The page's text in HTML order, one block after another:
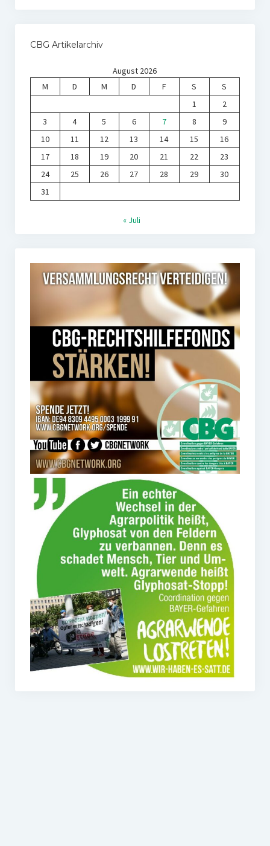
CBG Artikelarchiv
August 2026
M
D M D F S
S
1
2
3
4 5 6 7 8
9
10
11 12 13 14 15
16
17
18 19 20 21 22
23
24
25 26 27 28 29
30
31
« Juli